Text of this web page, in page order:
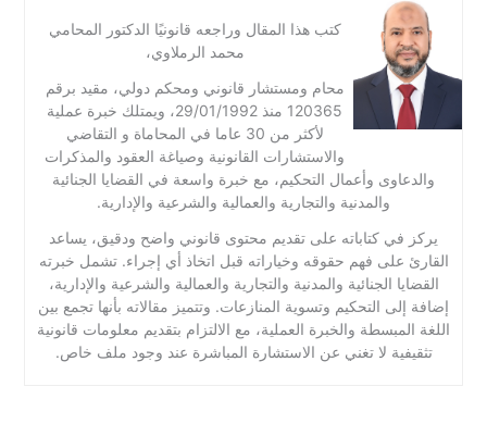
كتب هذا المقال وراجعه قانونيًا الدكتور المحامي
محمد الرملاوي،
محام ومستشار قانوني ومحكم دولي، مقيد برقم
120365 منذ 29/01/1992، ويمتلك خبرة عملية
لأكثر من 30 عاما في المحاماة و التقاضي
والاستشارات القانونية وصياغة العقود والمذكرات
وأعمال التحكيم، مع خبرة واسعة في القضايا الجنائية
والمدنية والتجارية والعمالية والشرعية والإدارية.
كتاباته على تقديم محتوى قانوني واضح ودقيق، يساعد
فهم حقوقه وخياراته قبل اتخاذ أي إجراء. تشمل خبرته
الجنائية والمدنية والتجارية والعمالية والشرعية والإدارية،
التحكيم وتسوية المنازعات. وتتميز مقالاته بأنها تجمع بين
والخبرة العملية، مع الالتزام بتقديم معلومات قانونية
لا تغني عن الاستشارة المباشرة عند وجود ملف خاص.